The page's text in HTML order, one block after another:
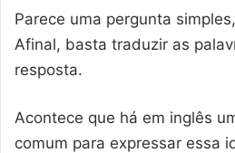
Parece uma pergunta
Afinal, basta traduzir as
resposta.
Acontece que há em inglês
comum para expressar essa